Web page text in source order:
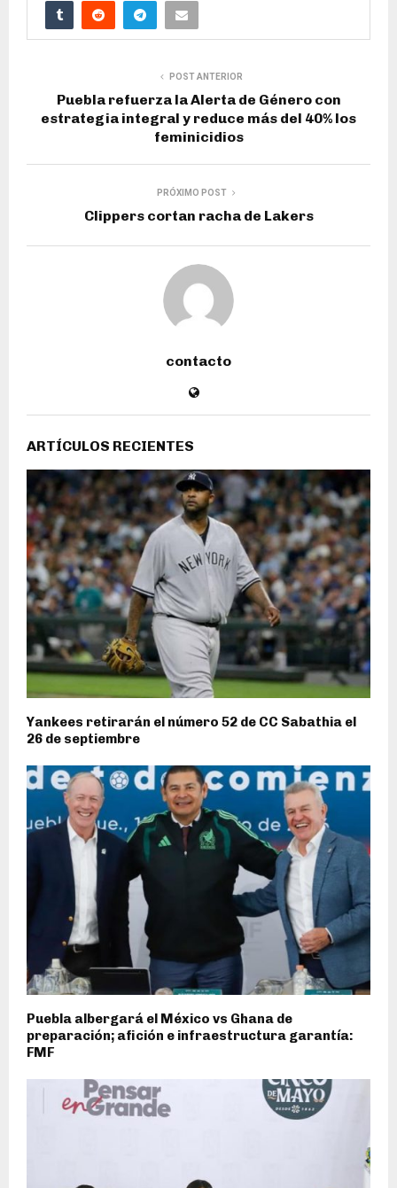
POST ANTERIOR
Puebla refuerza la Alerta de Género con
estrategia integral y reduce más del 40% los
feminicidios
PRÓXIMO POST
Clippers cortan racha de Lakers
contacto
ARTÍCULOS RECIENTES
Yankees retirarán el número 52 de CC Sabathia el
26 de septiembre
Puebla albergará el México vs Ghana de
preparación; afición e infraestructura garantía:
FMF